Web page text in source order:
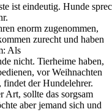
ist eindeutig. Hunde
enorm zugenommen,
zurecht und haben
Als
nicht. Tierheime haben,
vor Weihnachten
findet der Hundelehrer.
Art, sollte das sorgsam
aber jemand sich und